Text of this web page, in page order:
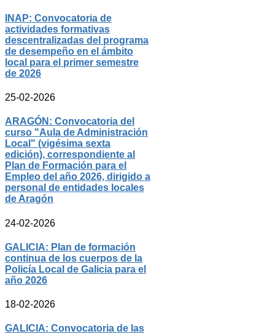
INAP: Convocatoria de
actividades formativas
descentralizadas del programa
de desempeño en el ámbito
local para el primer semestre
de 2026
25-02-2026
ARAGÓN: Convocatoria del
curso "Aula de Administración
Local" (vigésima sexta
edición), correspondiente al
Plan de Formación para el
Empleo del año 2026, dirigido a
personal de entidades locales
de Aragón
24-02-2026
GALICIA: Plan de formación
continua de los cuerpos de la
Policía Local de Galicia para el
año 2026
18-02-2026
GALICIA: Convocatoria de las